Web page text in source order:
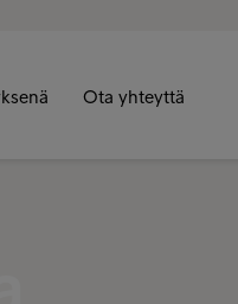
Ota yhteyttä